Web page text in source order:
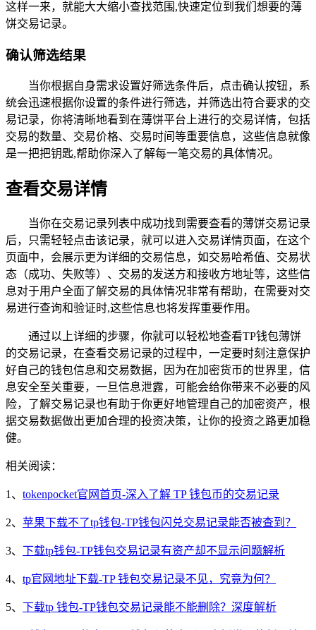
这样一来，就能大大缩小查找范围,快速定位到我们想要的薄
饼交易记录。
确认筛选结果
当你根据自身需求设置好筛选条件后，点击确认按钮，系
统会迅速根据你设置的条件进行筛选，并筛选出符合要求的交
易记录，你将清晰地看到在薄饼平台上进行的交易详情，包括
交易的数量、交易价格、交易时间等重要信息，这些信息就像
是一把把钥匙,帮助你深入了解每一笔交易的具体情况。
查看交易详情
当你在交易记录列表中成功找到需要查看的薄饼交易记录
后，只需轻轻点击该记录，就可以进入交易详情页面，在这个
页面中，会展示更为详细的交易信息，如交易哈希值、交易状
态（成功、失败等）、交易的发送方和接收方地址等，这些信
息对于用户全面了解交易的具体情况非常有帮助，在需要对交
易进行查询和验证时,这些信息也将发挥重要作用。
通过以上详细的步骤，你就可以轻松地查看TP钱包薄饼
的交易记录，在查看交易记录的过程中，一定要时刻注意保护
好自己的钱包信息和交易数据，因为在加密货币的世界里，信
息安全至关重要，一旦信息泄露，可能会给你带来不必要的风
险，了解交易记录也有助于你更好地管理自己的加密资产，根
据交易数据做出更加合理的投资决策，让你的投资之路更加稳
健。
相关阅读：
1、 tokenpocket官网首页-深入了解 TP 钱包币的交易记录
2、 苹果下载不了tp钱包-TP钱包闪兑交易记录能否被查到？
3、 下载tp钱包-TP钱包交易记录有资产却不显示问题解析
4、 tp官网地址下载-TP 钱包交易记录不见，究竟为何？
5、 下载tp 钱包-TP钱包交易记录能不能删除？深度解析